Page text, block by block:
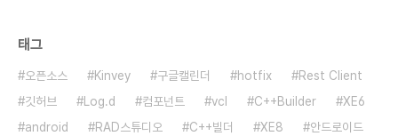
태그
오픈소스 Kinvey 구글캘린더 hotfix
Rest Client
깃허브
Log.d 컴포넌트 vcl C++Builder
XE6
android
RAD스튜디오 C++빌더 XE8
안드로이드